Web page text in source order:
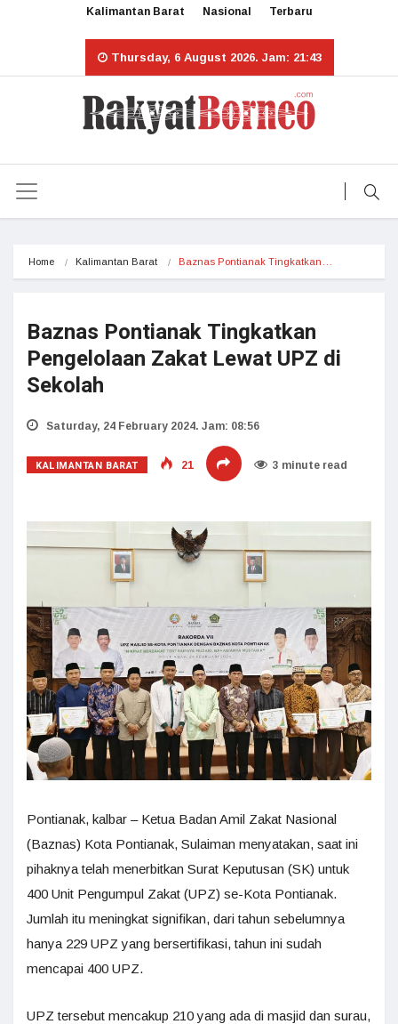
Kalimantan Barat Nasional Terbaru
Thursday, 6 August 2026. Jam: 21:43
Home Kalimantan Barat Baznas Pontianak Tingkatkan…
Baznas Pontianak Tingkatkan
Pengelolaan Zakat Lewat UPZ di
Sekolah
Saturday, 24 February 2024. Jam: 08:56
KALIMANTAN BARAT 21 3 minute read
Pontianak, kalbar – Ketua Badan Amil Zakat Nasional
(Baznas) Kota Pontianak, Sulaiman menyatakan, saat ini
pihaknya telah menerbitkan Surat Keputusan (SK) untuk
400 Unit Pengumpul Zakat (UPZ) se-Kota Pontianak.
Jumlah itu meningkat signifikan, dari tahun sebelumnya
hanya 229 UPZ yang bersertifikasi, tahun ini sudah
mencapai 400 UPZ.
UPZ tersebut mencakup 210 yang ada di masjid dan surau,